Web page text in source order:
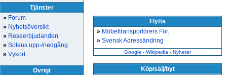
Tjänster
» Forum
» Nyhetsöversikt
» Reseerbjudanden
» Solens upp-/nedgång
» Vykort
Övrigt
Flytta
» Möbeltransportörers För.
» Svensk Adressändring
Google - Wikipedia - Nyheter
Köp/sälj/byt